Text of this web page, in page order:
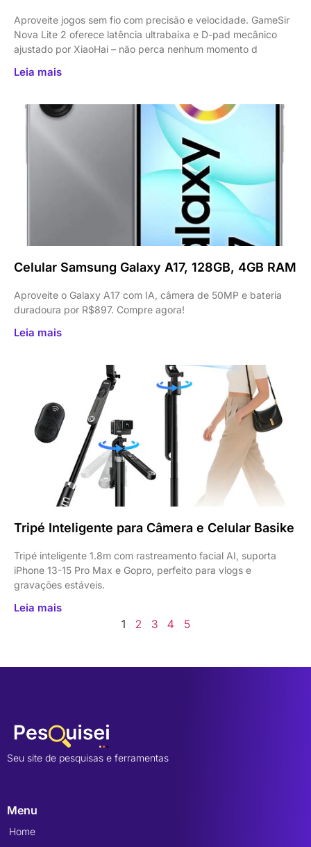
Aproveite jogos sem fio com precisão e velocidade. GameSir
Nova Lite 2 oferece latência ultrabaixa e D-pad mecânico
ajustado por XiaoHai – não perca nenhum momento d
Leia mais
Celular Samsung Galaxy A17, 128GB, 4GB RAM
Aproveite o Galaxy A17 com IA, câmera de 50MP e bateria
duradoura por R$897. Compre agora!
Leia mais
Tripé Inteligente para Câmera e Celular Basike
Tripé inteligente 1.8m com rastreamento facial AI, suporta
iPhone 13-15 Pro Max e Gopro, perfeito para vlogs e
gravações estáveis.
Leia mais
1 2 3 4 5
Seu site de pesquisas e ferramentas
Menu
Home